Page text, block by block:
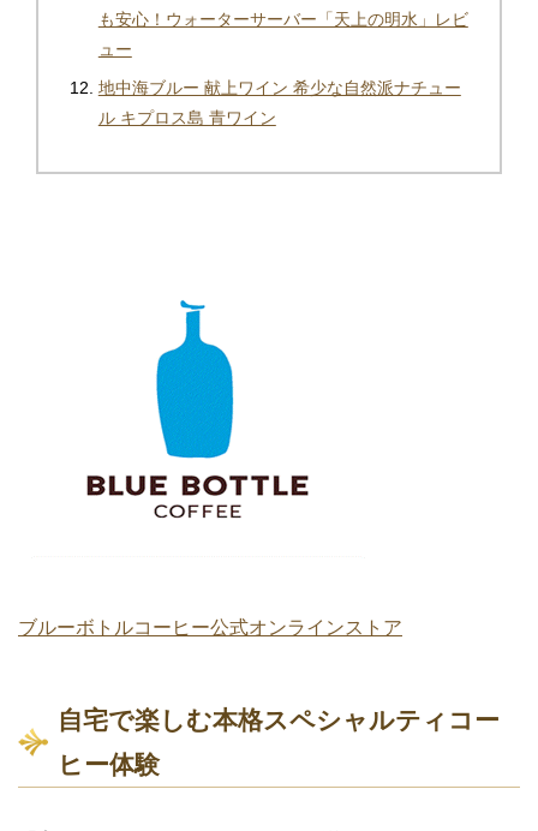
も安心！ウォーターサーバー「天上の明水」レビ
ュー
地中海ブルー 献上ワイン 希少な自然派ナチュー
ル キプロス島 青ワイン
ブルーボトルコーヒー公式オンラインストア
自宅で楽しむ本格スペシャルティコー
ヒー体験